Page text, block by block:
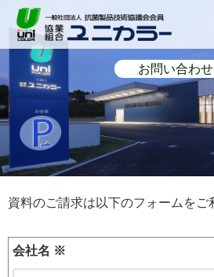
お問い合わせ
資料のご請求は以下のフォームをご
会社名 ※